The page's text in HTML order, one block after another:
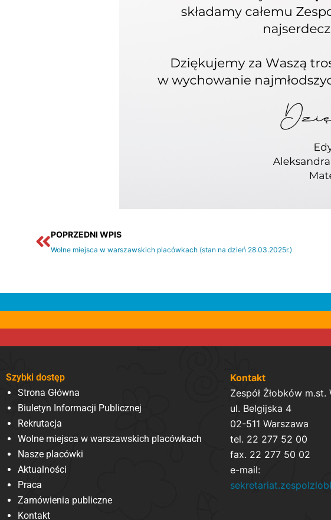
Prev
POPRZEDNI WPIS
Wolne miejsca w warszawskich placówkach (stan na dzień 28.03.2025r.)
Szybki dostęp
Strona Główna
Biuletyn Informacji Publicznej
Rekrutacja
Wolne miejsca w warszawskich placówkach
Nasze placówki
Aktualności
Praca
Zamówienia publiczne
Kontakt
Kontakt
Zespół Żłobków m.st.
ul. Belgijska 4
02-511 Warszawa
tel. 22 277 52 00
fax. 22 277 50 02
e-mail: